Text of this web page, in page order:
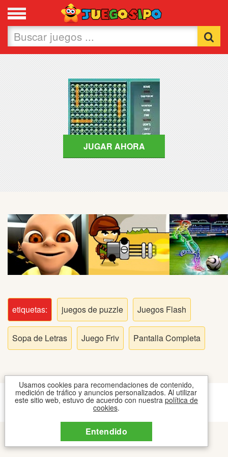
Favoritos
Nuevos
Carros
Peleas
Deportes
Puntería
Puzzles
Logica
Arcade
Motos
JUGAR AHORA
Usamos cookies para recomendaciones de contenido,
medición de tráfico y anuncios personalizados. Al utilizar
este sitio web, estuvo de acuerdo con nuestra política de
cookies.
Entendido
etiquetas: juegos de puzzle Juegos Flash
Sopa de Letras Juego Friv Pantalla Completa
CONTACTO COOKIES TOS
2026 © JUEGOSIPO JUEGOS